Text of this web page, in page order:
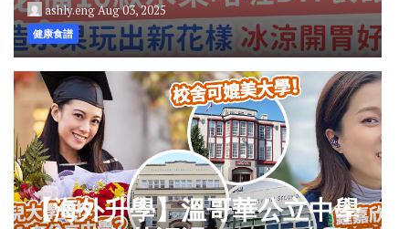
ashly.engAug 03, 2025
健康食譜
【海外升學】溫哥華公立中學